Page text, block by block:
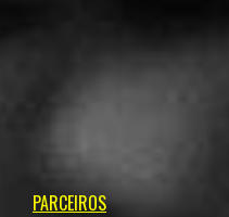
PARCEIROS